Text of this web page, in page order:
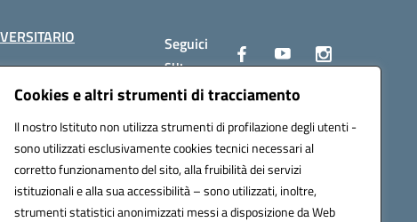
Cookies e altri strumenti di tracciamento
Il nostro Istituto non utilizza strumenti di profilazione degli utenti -
sono utilizzati esclusivamente cookies tecnici necessari al
corretto funzionamento del sito, alla fruibilità dei servizi
istituzionali e alla sua accessibilità – sono utilizzati, inoltre,
strumenti statistici anonimizzati messi a disposizione da Web
Seguici
su: